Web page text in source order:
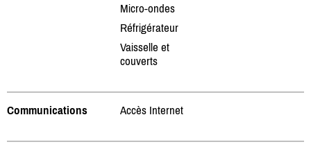
Micro-ondes
Réfrigérateur
Vaisselle et
couverts
Communications Accès Internet